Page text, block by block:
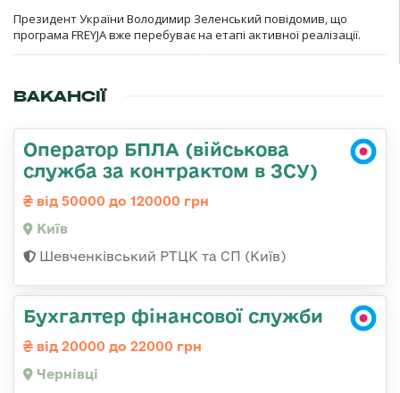
Президент України Володимир Зеленський повідомив, що
програма FREYJA вже перебуває на етапі активної реалізації.
ВАКАНСІЇ
Оператор БПЛА (військова
служба за контрактом в ЗСУ)
від 50000 до 120000 грн
Київ
Шевченківський РТЦК та СП (Київ)
Бухгалтер фінансової служби
від 20000 до 22000 грн
Чернівці